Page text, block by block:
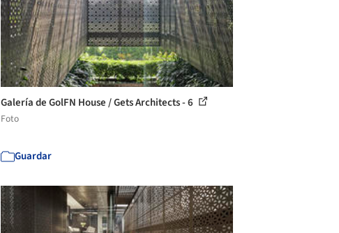
Galería de GolFN House / Gets Architects - 6
Foto
Guardar